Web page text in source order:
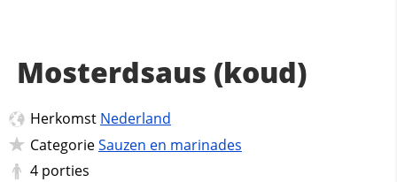
Mosterdsaus (koud)
Herkomst Nederland
CategorieSauzen en marinades
4 porties